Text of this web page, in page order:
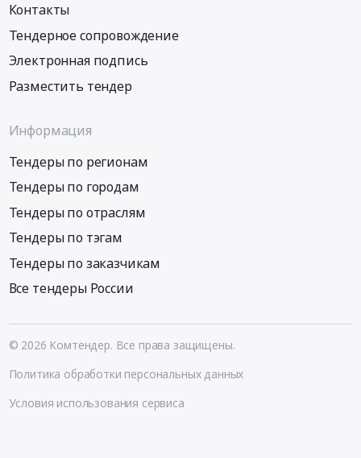
Контакты
Тендерное сопровождение
Электронная подпись
Разместить тендер
Информация
Тендеры по регионам
Тендеры по городам
Тендеры по отраслям
Тендеры по тэгам
Тендеры по заказчикам
Все тендеры России
© 2026 Комтендер. Все права защищены.
Политика обработки персональных данных
Условия использования сервиса